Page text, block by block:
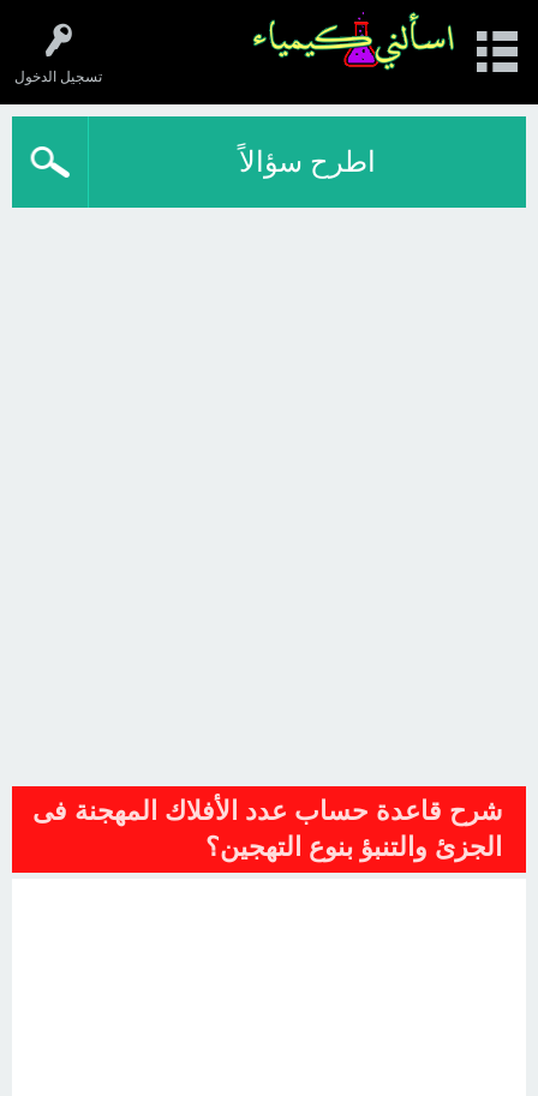
تسجيل الدخول
اطرح سؤالاً
شرح قاعدة حساب عدد الأفلاك المهجنة فى
الجزئ والتنبؤ بنوع التهجين؟